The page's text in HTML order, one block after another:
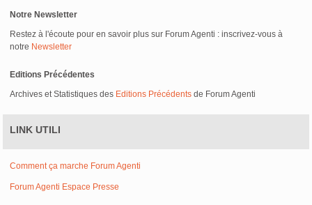
Notre Newsletter
Restez à l'écoute pour en savoir plus sur Forum Agenti : inscrivez-vous à
notre Newsletter
Editions Précédentes
Archives et Statistiques des Editions Précédents de Forum Agenti
LINK UTILI
Comment ça marche Forum Agenti
Forum Agenti Espace Presse